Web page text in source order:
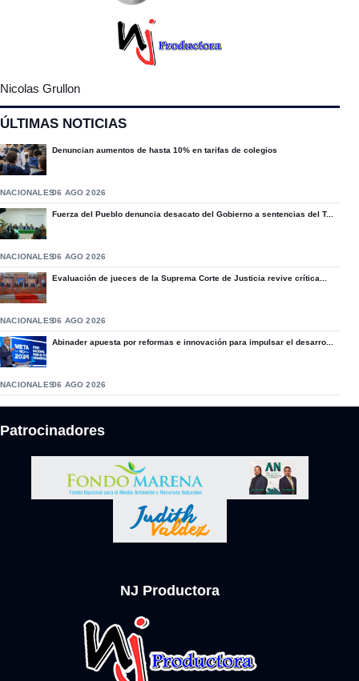
Nicolas Grullon
ÚLTIMAS NOTICIAS
Denuncian aumentos de hasta 10% en tarifas de colegios
NACIONALES06 AGO 2026
Fuerza del Pueblo denuncia desacato del Gobierno a sentencias del T...
NACIONALES06 AGO 2026
Evaluación de jueces de la Suprema Corte de Justicia revive crítica...
NACIONALES06 AGO 2026
Abinader apuesta por reformas e innovación para impulsar el desarro...
NACIONALES06 AGO 2026
Patrocinadores
NJ Productora